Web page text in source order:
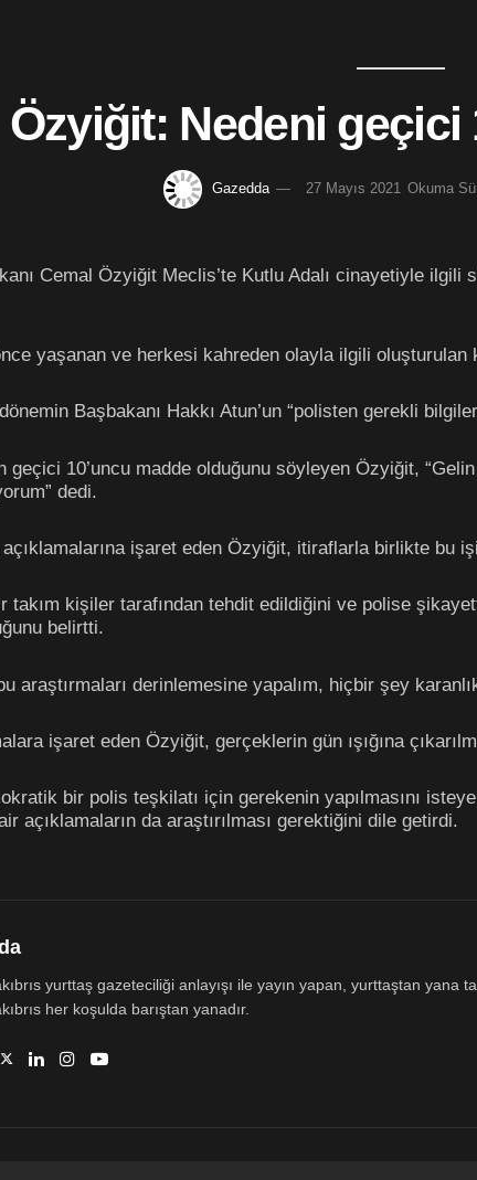
Özyiğit: Nedeni geçici
Gazedda 27 Mayıs 2021 Okuma
Cemal Özyiğit Meclis’te Kutlu Adalı cinayetiyle
yaşanan ve herkesi kahreden olayla ilgili oluşturulan
Başbakanı Hakkı Atun’un “polisten gerekli
geçici 10’uncu madde olduğunu söyleyen Özyiğit,
dedi.
açıklamalarına işaret eden Özyiğit, itiraflarla birlikte bu
takım kişiler tarafından tehdit edildiğini ve polise
belirtti.
araştırmaları derinlemesine yapalım, hiçbir şey
işaret eden Özyiğit, gerçeklerin gün ışığına
bir polis teşkilatı için gerekenin yapılmasını
açıklamaların da araştırılması gerektiğini dile getirdi.
yurttaş gazeteciliği anlayışı ile yayın yapan, yurttaştan
her koşulda barıştan yanadır.